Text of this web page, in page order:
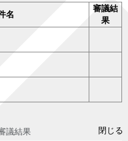
閉じる
名
審議結
果
議結果